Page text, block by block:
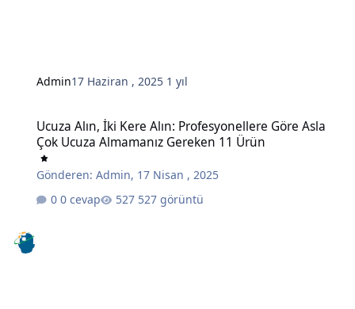
Admin17 Haziran , 2025 1 yıl
Ucuza Alın, İki Kere Alın: Profesyonellere Göre Asla
Çok Ucuza Almamanız Gereken 11 Ürün
Gönderen:Admin, 17 Nisan , 2025
0 cevap
527 görüntü